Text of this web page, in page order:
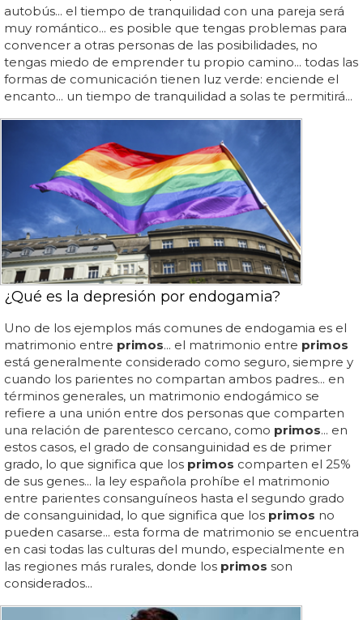
autobús... el tiempo de tranquilidad con una pareja será
muy romántico... es posible que tengas problemas para
convencer a otras personas de las posibilidades, no
tengas miedo de emprender tu propio camino... todas las
formas de comunicación tienen luz verde: enciende el
encanto... un tiempo de tranquilidad a solas te permitirá...
¿Qué es la depresión por endogamia?
Uno de los ejemplos más comunes de endogamia es el
matrimonio entre primos... el matrimonio entre primos
está generalmente considerado como seguro, siempre y
cuando los parientes no compartan ambos padres... en
términos generales, un matrimonio endogámico se
refiere a una unión entre dos personas que comparten
una relación de parentesco cercano, como primos... en
estos casos, el grado de consanguinidad es de primer
grado, lo que significa que los primos comparten el 25%
de sus genes... la ley española prohíbe el matrimonio
entre parientes consanguíneos hasta el segundo grado
de consanguinidad, lo que significa que los primos no
pueden casarse... esta forma de matrimonio se encuentra
en casi todas las culturas del mundo, especialmente en
las regiones más rurales, donde los primos son
considerados...